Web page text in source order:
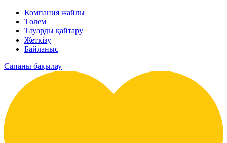
Компания жайлы
Төлем
Тауарды қайтару
Жеткізу
Байланыс
Сапаны бақылау